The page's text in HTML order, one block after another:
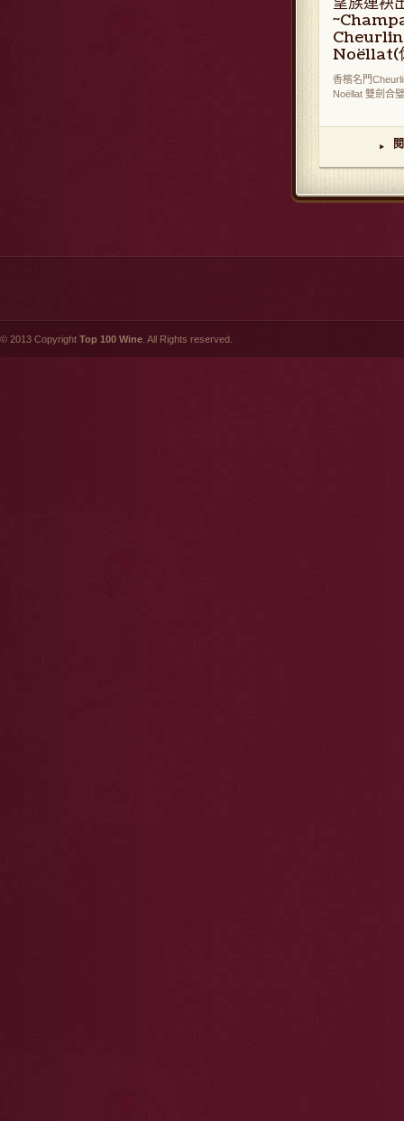
Cheurlin
Noëllat(
香檳名門
Noëllat 雙劍合
▸
© 2013 Copyright Top 100 Wine . All Rights reserved.